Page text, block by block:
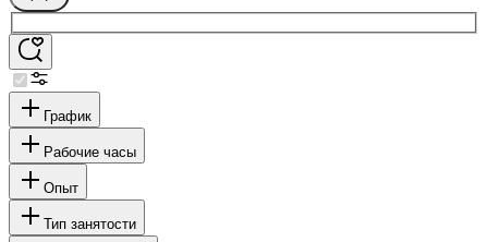
График
Рабочие часы
Опыт
Тип занятости